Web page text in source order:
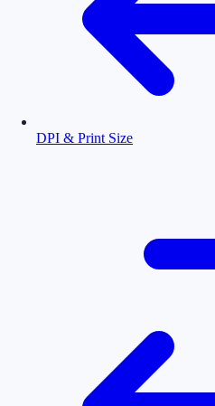
DPI & Print Size